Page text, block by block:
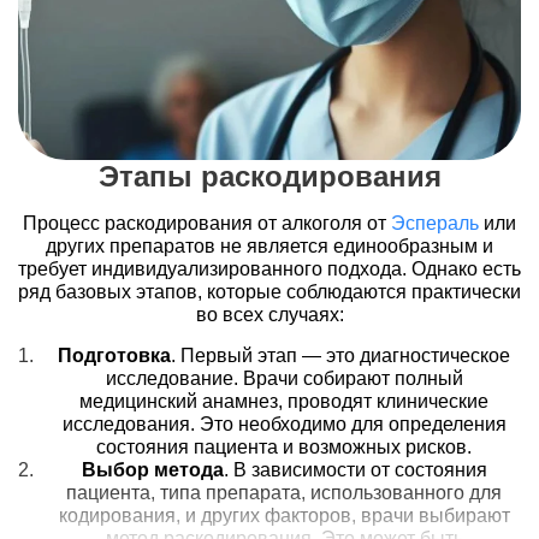
раскодировании должно быть принято на основе
индивидуальных потребностей и медицинских
рекомендаций, чтобы обеспечить наилучшие шансы на
выздоровление и восстановление здоровья пациента.
Что собой представляет
раскодировка
Раскодировка от алкоголя – это комплекс медицинских
мероприятий, направленных на отмену действия
препаратов или методов, использованных для
кодирования от алкоголизма. Этот процесс требует
внимательного и профессионального подхода, так как
различным осложнениям, вплоть до смертельных
исходов.
Процесс раскодирования включает несколько этапов:
Первоочередной задачей является диагностика
состояния пациента. Она включает анализ
анамнеза, осмотр, а также проведение
необходимых анализов и исследований.
Этапы раскодирования
Процесс раскодирования от алкоголя от Эспераль или
других препаратов не является единообразным и
требует индивидуализированного подхода. Однако есть
ряд базовых этапов, которые соблюдаются практически
во всех случаях:
Подготовка. Первый этап — это диагностическое
исследование. Врачи собирают полный
медицинский анамнез, проводят клинические
исследования. Это необходимо для определения
состояния пациента и возможных рисков.
Выбор метода. В зависимости от состояния
пациента, типа препарата, использованного для
кодирования, и других факторов, врачи выбирают